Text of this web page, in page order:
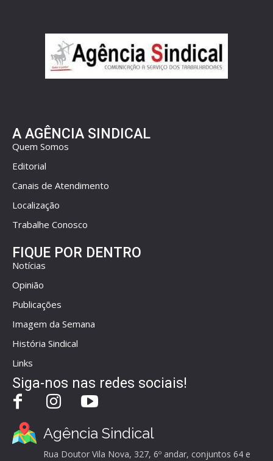
A AGÊNCIA SINDICAL
Quem Somos
Editorial
Canais de Atendimento
Localização
Trabalhe Conosco
FIQUE POR DENTRO
Notícias
Opinião
Publicações
Imagem da Semana
História Sindical
Links
Siga-nos nas redes sociais!
Agência Sindical
Rua Doutor Vila Nova, 327, 6º andar, conjuntos 64 e